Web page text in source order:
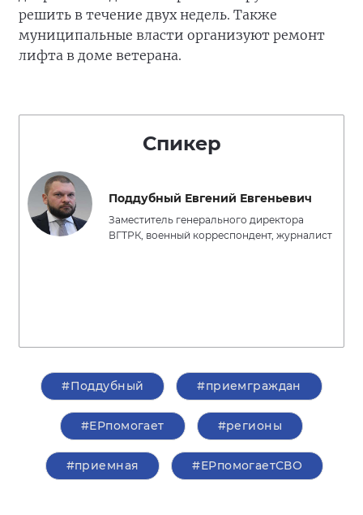
решить в течение двух недель. Также
муниципальные власти организуют ремонт
лифта в доме ветерана.
Спикер
Поддубный Евгений Евгеньевич
Заместитель генерального директора
ВГТРК, военный корреспондент, журналист
#Поддубный #приемграждан
#ЕРпомогает #регионы
#приемная #ЕРпомогаетСВО